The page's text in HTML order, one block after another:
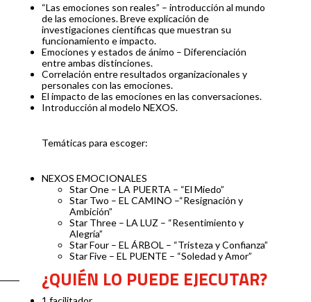
“Las emociones son reales” – introducción al mundo
de las emociones. Breve explicación de
investigaciones científicas que muestran su
funcionamiento e impacto.
Emociones y estados de ánimo – Diferenciación
entre ambas distinciones.
Correlación entre resultados organizacionales y
personales con las emociones.
El impacto de las emociones en las conversaciones.
Introducción al modelo NEXOS.
Temáticas para escoger:
NEXOS EMOCIONALES
Star One – LA PUERTA – “El Miedo”
Star Two – EL CAMINO –“Resignación y
Ambición”
Star Three – LA LUZ – “Resentimiento y
Alegría”
Star Four – EL ÁRBOL – “Tristeza y Confianza”
Star Five – EL PUENTE – “Soledad y Amor”
¿QUIÉN LO PUEDE EJECUTAR?